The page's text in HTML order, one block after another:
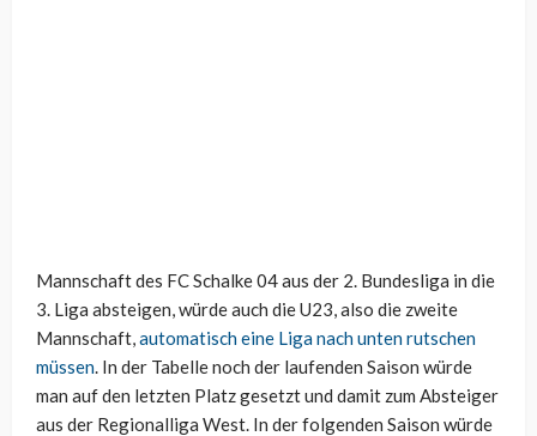
Mannschaft des FC Schalke 04 aus der 2. Bundesliga in die
3. Liga absteigen, würde auch die U23, also die zweite
Mannschaft,automatisch eine Liga nach unten rutschen
müssen. In der Tabelle noch der laufenden Saison würde
man auf den letzten Platz gesetzt und damit zum Absteiger
aus der Regionalliga West. In der folgenden Saison würde